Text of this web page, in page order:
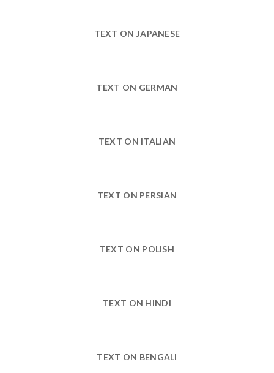
TEXT ON JAPANESE
TEXT ON GERMAN
TEXT ON ITALIAN
TEXT ON PERSIAN
TEXT ON POLISH
TEXT ON HINDI
TEXT ON BENGALI